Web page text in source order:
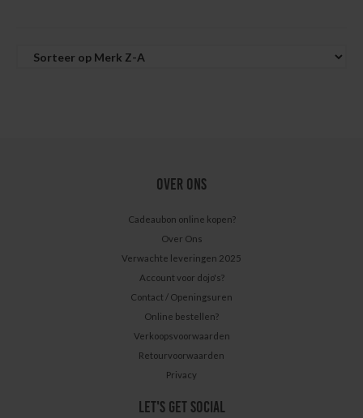
OVER ONS
Cadeaubon online kopen?
Over Ons
Verwachte leveringen 2025
Account voor dojo's?
Contact / Openingsuren
Online bestellen?
Verkoopsvoorwaarden
Retourvoorwaarden
Privacy
LET'S GET SOCIAL